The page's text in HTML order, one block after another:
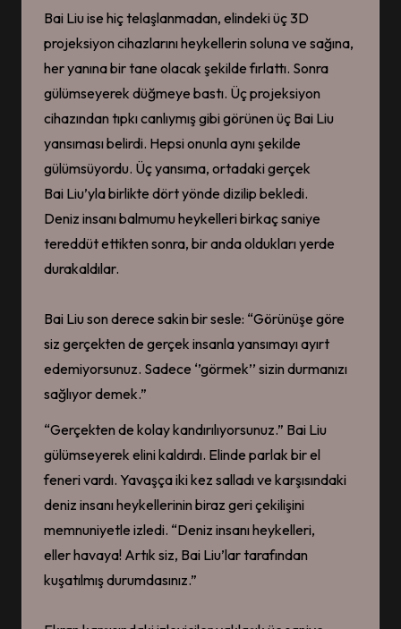
Bai Liu ise hiç telaşlanmadan, elindeki üç 3D
projeksiyon cihazlarını heykellerin soluna ve sağına,
her yanına bir tane olacak şekilde fırlattı. Sonra
gülümseyerek düğmeye bastı. Üç projeksiyon
cihazından tıpkı canlıymış gibi görünen üç Bai Liu
yansıması belirdi. Hepsi onunla aynı şekilde
gülümsüyordu. Üç yansıma, ortadaki gerçek
Bai Liu’yla birlikte dört yönde dizilip bekledi.
Deniz insanı balmumu heykelleri birkaç saniye
tereddüt ettikten sonra, bir anda oldukları yerde
durakaldılar.
Bai Liu son derece sakin bir sesle: “Görünüşe göre
siz gerçekten de gerçek insanla yansımayı ayırt
edemiyorsunuz. Sadece ‘’görmek’’ sizin durmanızı
sağlıyor demek.”
“Gerçekten de kolay kandırılıyorsunuz.” Bai Liu
gülümseyerek elini kaldırdı. Elinde parlak bir el
feneri vardı. Yavaşça iki kez salladı ve karşısındaki
deniz insanı heykellerinin biraz geri çekilişini
memnuniyetle izledi. “Deniz insanı heykelleri,
eller havaya! Artık siz, Bai Liu’lar tarafından
kuşatılmış durumdasınız.”